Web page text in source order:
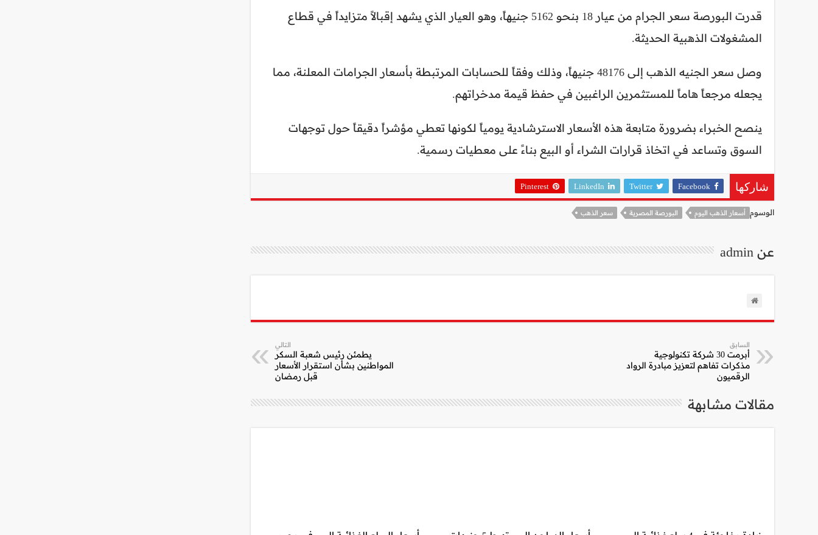
قدرت البورصة سعر الجرام من عيار 18 بنحو 5162 جنيهاً، وهو العيار الذي يشهد إقبالاً متزايداً في قطاع
المشغولات الذهبية الحديثة.
وصل سعر الجنيه الذهب إلى 48176 جنيهاً، وذلك وفقاً للحسابات المرتبطة بأسعار الجرامات المعلنة، مما
يجعله مرجعاً هاماً للمستثمرين الراغبين في حفظ قيمة مدخراتهم.
ينصح الخبراء بضرورة متابعة هذه الأسعار الاسترشادية يومياً لكونها تعطي مؤشراً دقيقاً حول توجهات
السوق وتساعد في اتخاذ قرارات الشراء أو البيع بناءً على معطيات رسمية.
شاركها Facebook
Twitter
LinkedIn
Pinterest
الوسوم أسعار الذهب اليوم البورصة المصرية سعر الذهب
عن admin
السابق
أبرمت 30 شركة تكنولوجية
مذكرات تفاهم لتعزيز مبادرة الرواد
الرقميون
التالي
يطمئن رئيس شعبة السكر
المواطنين بشأن استقرار الأسعار
قبل رمضان
مقالات مشابهة